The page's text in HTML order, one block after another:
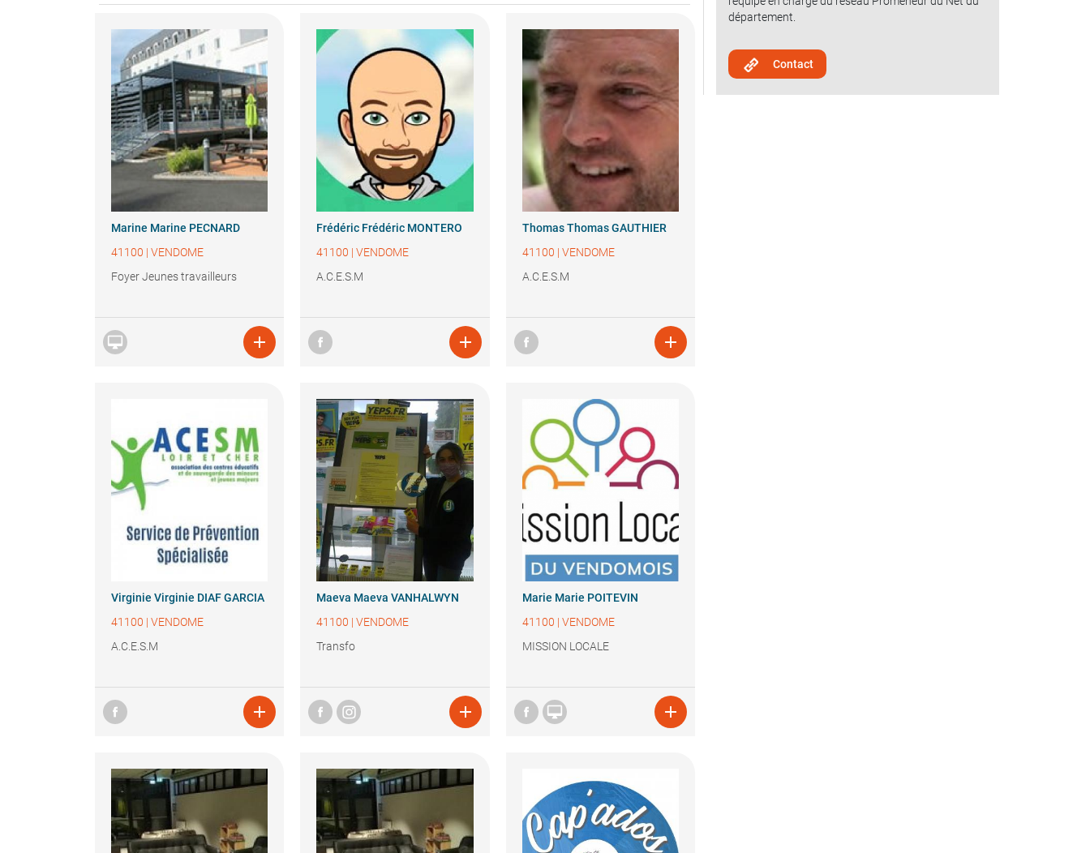
Marine Marine PECNARD
41100 | VENDOME
Foyer Jeunes travailleurs
 
Frédéric Frédéric MONTERO
41100 |VENDOME
A.C.E.S.M

Thomas Thomas GAUTHIER
41100 | VENDOME
A.C.E.S.M

Virginie Virginie DIAF GARCIA
41100 | VENDOME
A.C.E.S.M

Maeva Maeva VANHALWYN
41100 |VENDOME
Transfo

Marie Marie POITEVIN
41100 | VENDOME
MISSION LOCALE
 
département.
Contact